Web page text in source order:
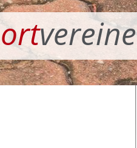
vereine